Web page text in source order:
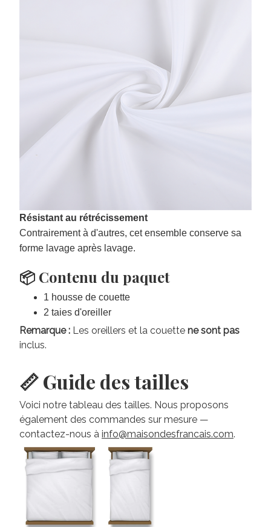
Résistant au rétrécissement
Contrairement à d'autres, cet ensemble conserve sa
forme lavage après lavage.
📦 Contenu du paquet
1 housse de couette
2 taies d'oreiller
Remarque : Les oreillers et la couette ne sont pas
inclus.
📏 Guide des tailles
Voici notre tableau des tailles. Nous proposons
également des commandes sur mesure —
contactez-nous à info@maisondesfrancais.com.